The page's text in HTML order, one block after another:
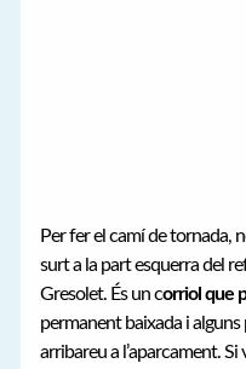
Per fer el camí de tornada,
surt a la part esquerra del
Gresolet. És un corriol que
permanent baixada i alguns
arribareu a l’aparcament.